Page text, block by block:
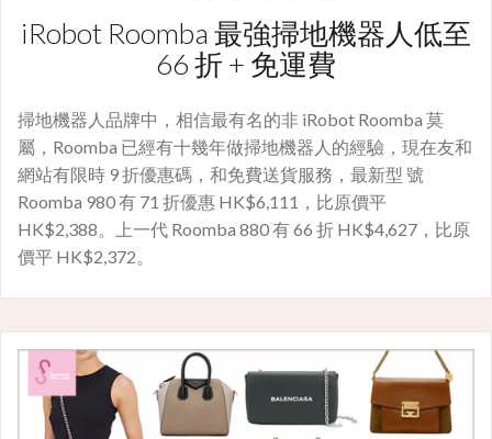
iRobot Roomba 最強掃地機器人低至
66 折 + 免運費
掃地機器人品牌中，相信最有名的非 iRobot Roomba 莫
屬，Roomba 已經有十幾年做掃地機器人的經驗，現在友和
網站有限時 9 折優惠碼，和免費送貨服務，最新型 號
Roomba 980 有 71 折優惠 HK$6,111，比原價平
HK$2,388。上一代 Roomba 880 有 66 折 HK$4,627，比原
價平 HK$2,372。